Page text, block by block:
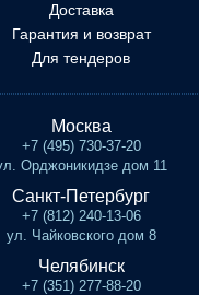
Доставка
Гарантия и возврат
Для тендеров
Москва
+7 (495) 730-37-20
Орджоникидзе дом 11
Санкт-Петербург
+7 (812) 240-13-06
ул. Чайковского дом 8
Челябинск
+7 (351) 277-88-20